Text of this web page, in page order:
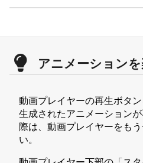
アニメーション
動画プレイヤーの再生ボタ
生成されたアニメーション
際は、動画プレイヤーをも
い。